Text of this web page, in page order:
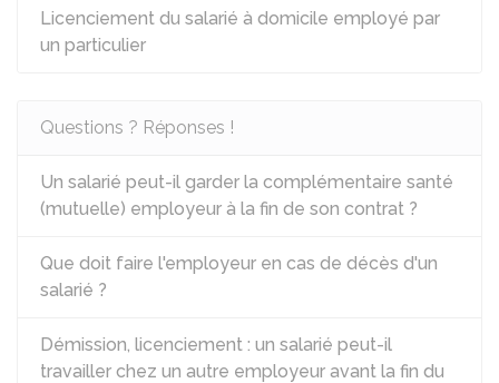
Licenciement du salarié à domicile employé par
un particulier
Questions ? Réponses !
Un salarié peut-il garder la complémentaire santé
(mutuelle) employeur à la fin de son contrat ?
Que doit faire l'employeur en cas de décès d'un
salarié ?
Démission, licenciement : un salarié peut-il
travailler chez un autre employeur avant la fin du